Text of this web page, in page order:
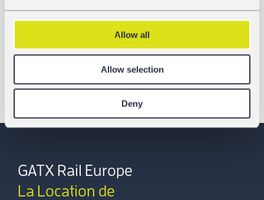
Allow all
Allow selection
Deny
GATX Rail Europe
La Location de